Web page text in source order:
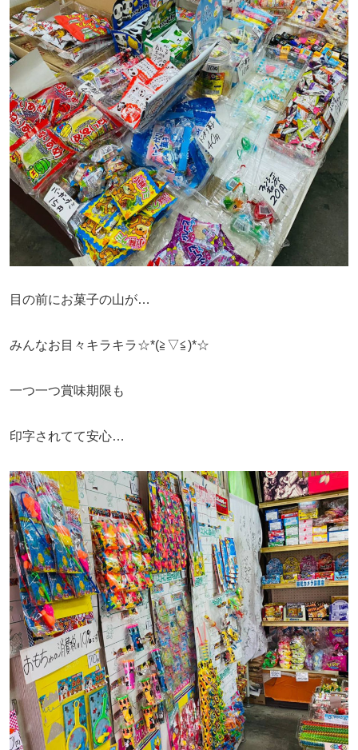
目の前にお菓子の山が…
みんなお目々キラキラ☆*(≧▽≦)*☆
一つ一つ賞味期限も
印字されてて安心…